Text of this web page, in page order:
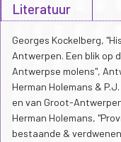
Literatuur
Georges Kockelberg,
Antwerpen. Een blik op
Antwerpse molens",
Herman Holemans &
en van Groot-
Herman Holemans,
bestaande &